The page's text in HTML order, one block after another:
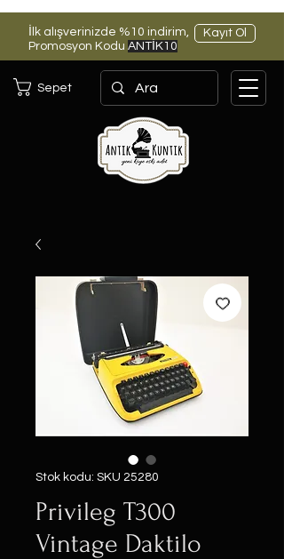
İlk alışverinizde %10 indirim,
Promosyon Kodu ANTİK10
Kayıt Ol
Sepet
Stok kodu: SKU 25280
Privileg T300
Vintage Daktilo